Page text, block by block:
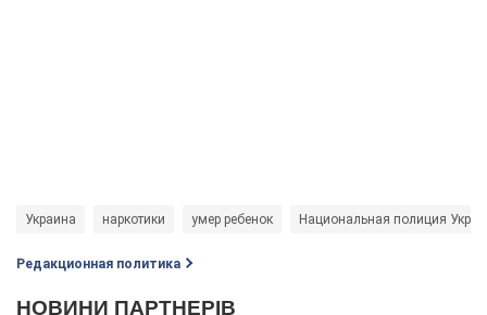
Украина наркотики умер ребенок Национальная полиция
Редакционная политика